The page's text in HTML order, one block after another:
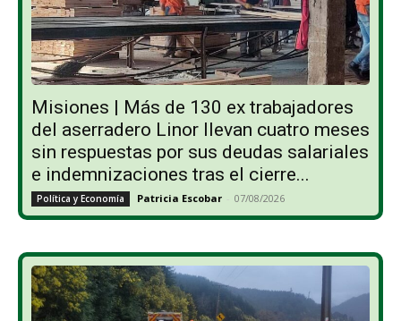
Misiones | Más de 130 ex trabajadores
del aserradero Linor llevan cuatro meses
sin respuestas por sus deudas salariales
e indemnizaciones tras el cierre...
Política y Economía Patricia Escobar - 07/08/2026